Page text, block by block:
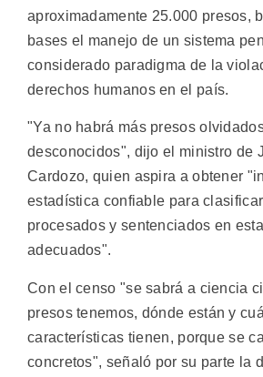
aproximadamente 25.000 presos,
bases el manejo de un sistema
considerado paradigma de la
derechos humanos en el país.
"Ya no habrá más presos
desconocidos", dijo el ministro de
Cardozo, quien aspira a obtener
estadística confiable para
procesados y sentenciados en
adecuados".
Con el censo "se sabrá a ciencia
presos tenemos, dónde están y
características tienen, porque se
concretos", señaló por su parte la